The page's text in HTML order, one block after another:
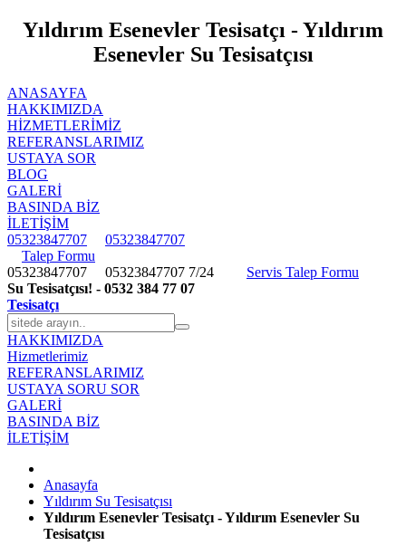
Yıldırım Esenevler Tesisatçı - Yıldırım
Esenevler Su Tesisatçısı
ANASAYFA
HAKKIMIZDA
HIZMETLERIMIZ
REFERANSLARIMIZ
USTAYA SOR
BLOG
GALERİ
BASINDA BİZ
İLETİŞİM
05323847707
05323847707
Talep Formu
05323847707 05323847707 7/24
Servis Talep Formu
Su Tesisatçısı! - 0532 384 77 07
Tesisatçı
HAKKIMIZDA
Hizmetlerimiz
REFERANSLARIMIZ
USTAYA SORU SOR
GALERİ
BASINDA BİZ
İLETİŞİM
Anasayfa
Yıldırım Su Tesisatçısı
Yıldırım Esenevler Tesisatçı - Yıldırım Esenevler Su
Tesisatçısı